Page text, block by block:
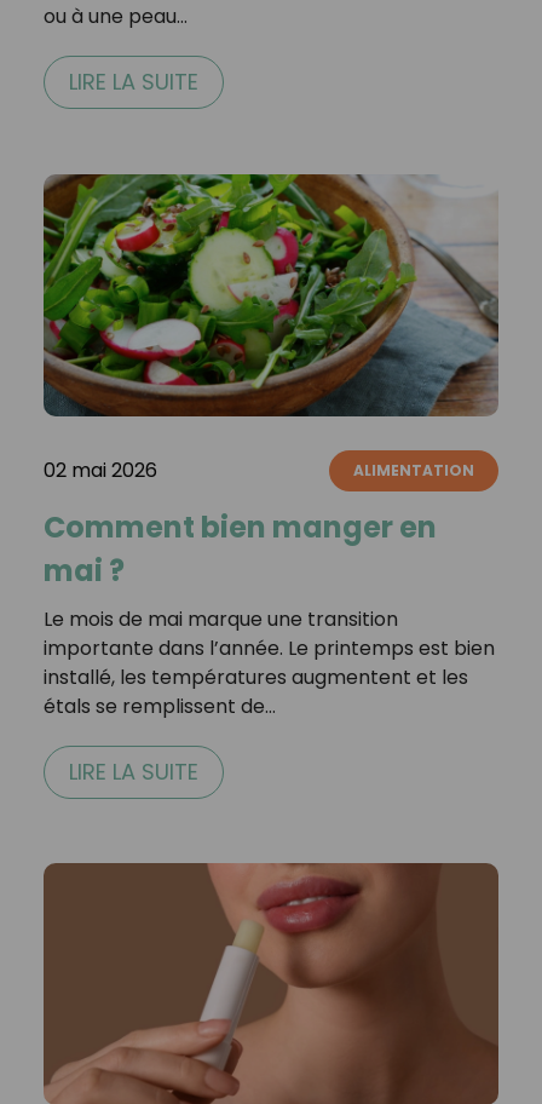
ou à une peau…
LIRE LA SUITE
02 mai 2026 ALIMENTATION
Comment bien manger en
mai ?
Le mois de mai marque une transition
importante dans l’année. Le printemps est bien
installé, les températures augmentent et les
étals se remplissent de…
LIRE LA SUITE